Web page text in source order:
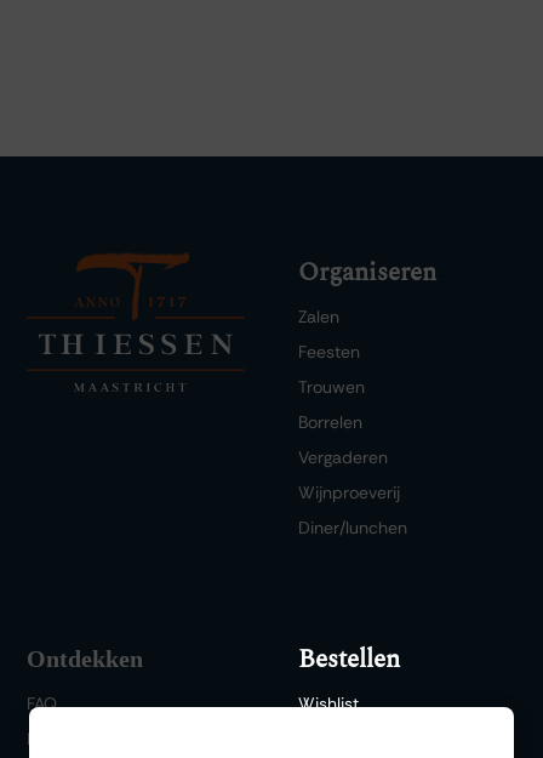
Organiseren
Zalen
Feesten
Trouwen
Borrelen
Vergaderen
Wijnproeverij
Diner/lunchen
Ontdekken
FAQ
Historie
Bestellen
Wishlist